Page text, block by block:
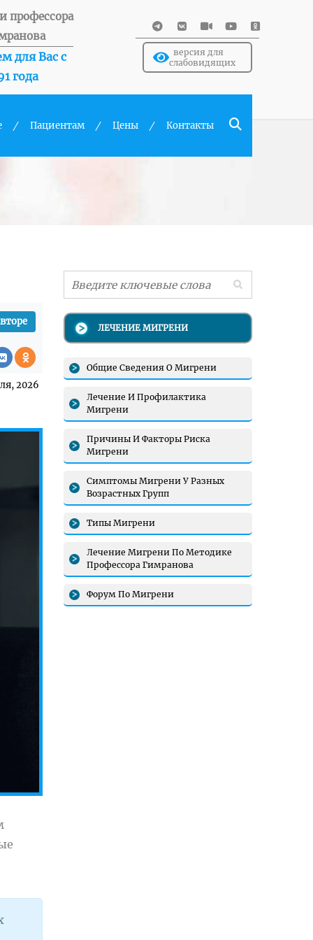
профессора
для Вас с
года
версия для
слабовидящих
Пациентам Цены Контакты
2026
ЛЕЧЕНИЕ МИГРЕНИ
Общие Сведения О Мигрени
Лечение И Профилактика
Мигрени
Причины И Факторы Риска
Мигрени
Симптомы Мигрени У Разных
Возрастных Групп
Типы Мигрени
Лечение Мигрени По Методике
Профессора Гимранова
Форум По Мигрени